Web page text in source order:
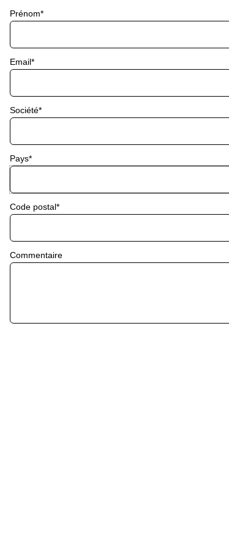
Prénom
Email
Société
Pays
Code postal
Commentaire